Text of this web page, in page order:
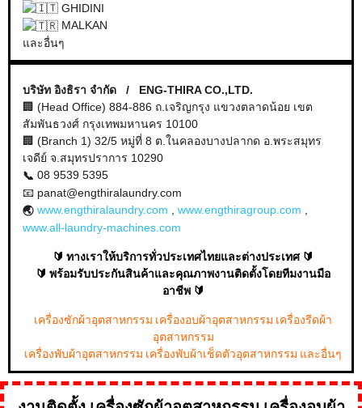
GHIDINI
MALKAN
และอื่นๆ
บริษัท อิงธิรา จำกัด / ENG-THIRA CO.,LTD.
🏢 (Head Office) 884-886 ถ.เจริญกรุง แขวงตลาดน้อย เขต
สัมพันธวงศ์ กรุงเทพมหานคร 10100
🏢 (Branch 1) 32/5 หมู่ที่ 8 ต.ในคลองบางปลากด อ.พระสมุทร
เจดีย์ จ.สมุทรปราการ 10290
📞 08 9539 5395
📧 panat@engthiralaundry.com
🌏 www.engthiralaundry.com www.engthiragroup.com
www.all-laundry-machines.com
🔰 ทางเราให้บริการทั่วประเทศไทยและต่างประเทศ 🔰
🔰 พร้อมรับประกันสินค้าและคุณภาพงานติดตั้งโดยทีมงานมือ
อาชีพ 🔰
เครื่องซักผ้าอุตสาหกรรม เครื่องอบผ้าอุตสาหกรรม เครื่องรีดผ้า
อุตสาหกรรม
เครื่องพับผ้าอุตสาหกรรม เครื่องพับผ้าเช็ดตัวอุตสาหกรรม และอื่นๆ